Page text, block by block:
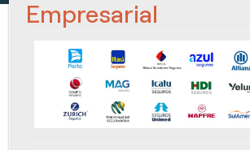
Empresarial